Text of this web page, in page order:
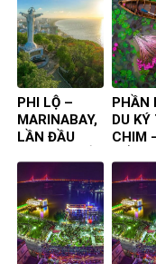
PHI LỘ –
MARINABAY,
LẦN ĐẦU
PHẦN
DU
CHIM
THỰC